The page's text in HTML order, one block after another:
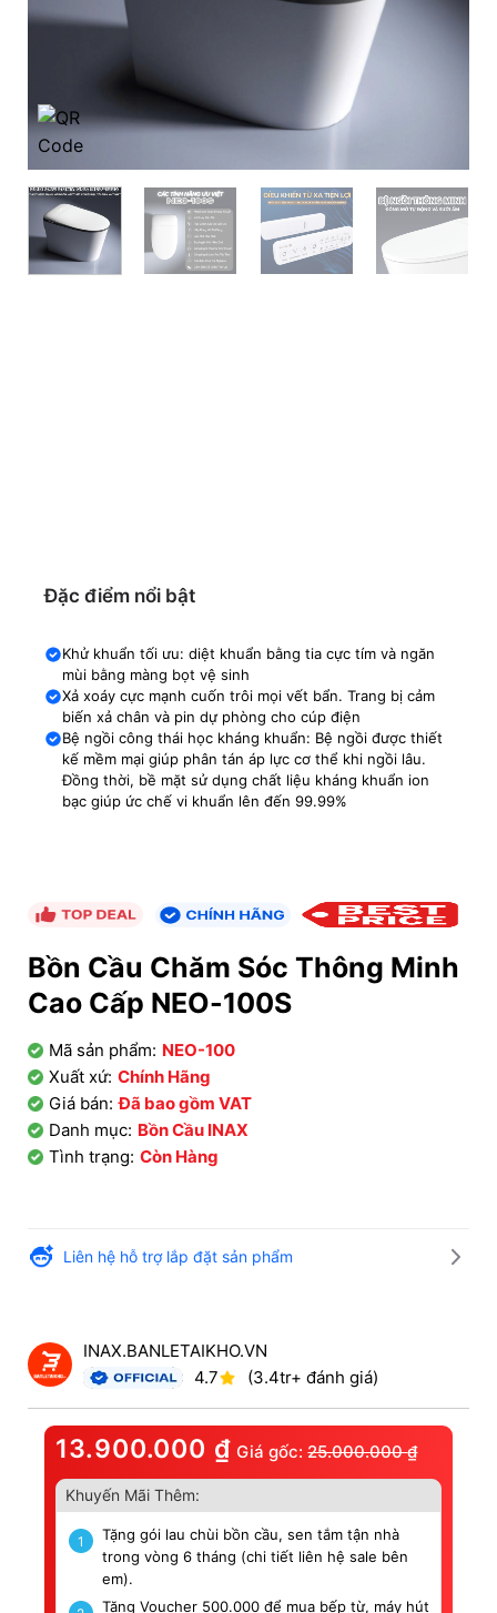
Đặc điểm nổi bật
Khử khuẩn tối ưu: diệt khuẩn bằng tia cực tím và ngăn
mùi bằng màng bọt vệ sinh
Xả xoáy cực mạnh cuốn trôi mọi vết bẩn. Trang bị cảm
biến xả chân và pin dự phòng cho cúp điện
Bệ ngồi công thái học kháng khuẩn: Bệ ngồi được thiết
kế mềm mại giúp phân tán áp lực cơ thể khi ngồi lâu.
Đồng thời, bề mặt sử dụng chất liệu kháng khuẩn ion
bạc giúp ức chế vi khuẩn lên đến 99.99%
Bồn Cầu Chăm Sóc Thông Minh
Cao Cấp NEO-100S
Mã sản phẩm: NEO-100
Xuất xứ: Chính Hãng
Giá bán: Đã bao gồm VAT
Danh mục: Bồn Cầu INAX
Tình trạng: Còn Hàng
Liên hệ hỗ trợ lắp đặt sản phẩm
INAX.BANLETAIKHO.VN
4.7
(3.4tr+ đánh giá)
13.900.000 ₫ Giá gốc: 25.000.000₫
Khuyến Mãi Thêm:
1
Tặng gói lau chùi bồn cầu, sen tắm tận nhà
trong vòng 6 tháng (chi tiết liên hệ sale bên
em).
Tặng Voucher 500.000 để mua bếp từ, máy hút